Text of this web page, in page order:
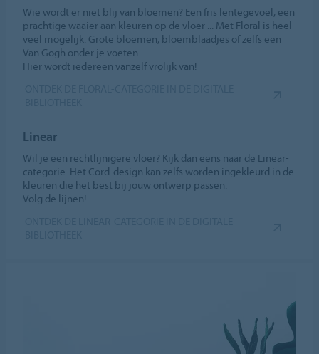
Wie wordt er niet blij van bloemen? Een fris lentegevoel, een
prachtige waaier aan kleuren op de vloer ... Met Floral is heel
veel mogelijk. Grote bloemen, bloemblaadjes of zelfs een
Van Gogh onder je voeten.
Hier wordt iedereen vanzelf vrolijk van!
Linear
Wil je een rechtlijnigere vloer? Kijk dan eens naar de Linear-
categorie. Het Cord-design kan zelfs worden ingekleurd in de
kleuren die het best bij jouw ontwerp passen.
Volg de lijnen!